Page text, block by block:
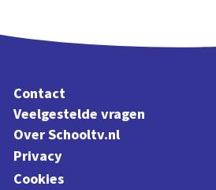
Contact
Veelgestelde vragen
Over Schooltv.nl
Privacy
Cookies